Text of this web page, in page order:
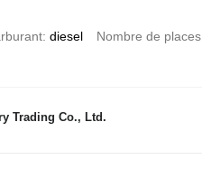
diesel Nombre de places
Trading Co., Ltd.